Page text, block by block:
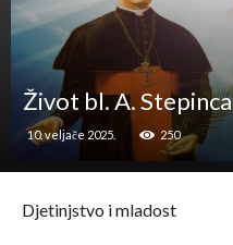
Život bl. A. Stepinca
10. veljače 2025. 250
Djetinjstvo i mladost